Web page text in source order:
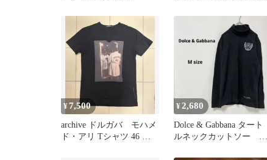
44★
¥7,500
archive ドルガバ モハメ
ド・アリ Tシャツ 46 美
¥2,680
Dolce & Gabbana タート
ルネックカットソー M